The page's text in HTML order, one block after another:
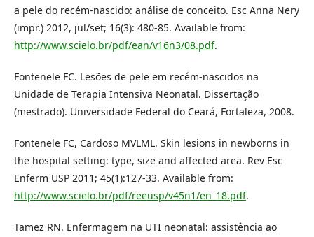
a pele do recém-nascido: análise de conceito. Esc Anna Nery
(impr.) 2012, jul/set; 16(3): 480-85. Available from:
http://www.scielo.br/pdf/ean/v16n3/08.pdf.
Fontenele FC. Lesões de pele em recém-nascidos na
Unidade de Terapia Intensiva Neonatal. Dissertação
(mestrado). Universidade Federal do Ceará, Fortaleza, 2008.
Fontenele FC, Cardoso MVLML. Skin lesions in newborns in
the hospital setting: type, size and affected area. Rev Esc
Enferm USP 2011; 45(1):127-33. Available from:
http://www.scielo.br/pdf/reeusp/v45n1/en_18.pdf.
Tamez RN. Enfermagem na UTI neonatal: assistência ao